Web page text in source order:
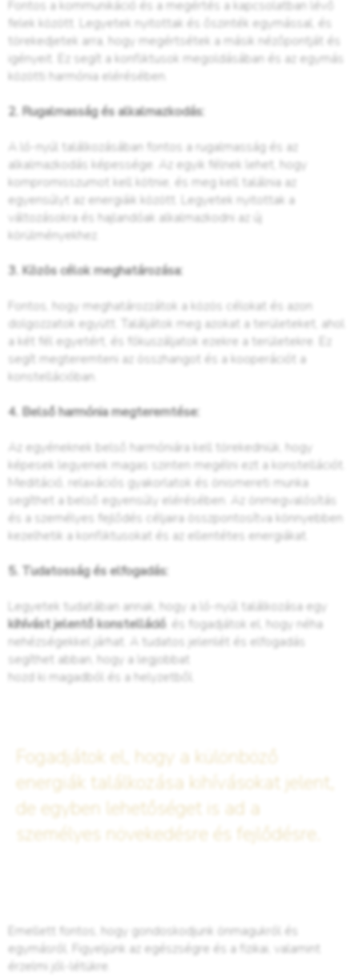
Fontos a kommunikáció és a megértés a kapcsolatban lévő
felek között. Legyetek nyitottak és őszinték egymással, és
törekedjetek arra, hogy megértsétek a másik nézőpontját és
igényeit. Ez segít a konfliktusok megoldásában és az egymás
közötti harmónia elérésében.
2. Rugalmasság és alkalmazkodás:
A ló-nyúl találkozásában fontos a rugalmasság és az
alkalmazkodás képessége. Az egyik félnek lehet, hogy
kompromisszumot kell kötnie, és meg kell találnia az
egyensúlyt az energiáik között. Legyetek nyitottak a
változásokra és hajlandóak alkalmazkodni az új
körülményekhez.
3. Közös célok meghatározása:
Fontos, hogy meghatározzátok a közös célokat és azon
dolgozzatok együtt. Találjátok meg azokat a területeket, ahol
a két fél egyetért, és fókuszáljatok ezekre a területekre. Ez
segít megteremteni az összhangot és a kooperációt a
konstellációban.
4. Belső harmónia megteremtése:
Az egyéneknek belső harmóniára kell törekedniük, hogy
képesek legyenek magas szinten megélni ezt a konstellációt.
Meditáció, relaxációs gyakorlatok és önismereti munka
segíthet a belső egyensúly elérésében. Az önmegvalósítás
és a személyes fejlődés céljaira összpontosítva könnyebben
kezelhetik a konfliktusokat és az ellentétes energiákat.
5. Tudatosság és elfogadás:
Legyetek tudatában annak, hogy a ló-nyúl találkozása egy
kihívást jelentő konstelláció , és fogadjátok el, hogy néha
nehézségekkel járhat. A tudatos jelenlét és elfogadás
segíthet abban, hogy a legjobbat
hozd ki magadból és a helyzetből.
Fogadjátok el, hogy a különböző
energiák találkozása kihívásokat jelent,
de egyben lehetőséget is ad a
személyes növekedésre és fejlődésre.
Emellett fontos, hogy gondoskodjunk önmagukról és
egymásról. Figyeljünk az egészségre és a fizikai, valamint
érzelmi jól-létükre.